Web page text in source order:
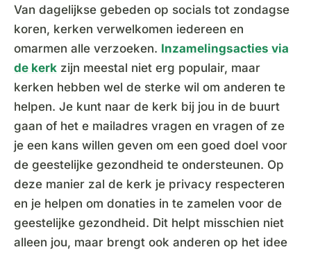
Van dagelijkse gebeden op socials tot zondagse
koren, kerken verwelkomen iedereen en
omarmen alle verzoeken. Inzamelingsacties via
de kerk zijn meestal niet erg populair, maar
kerken hebben wel de sterke wil om anderen te
helpen. Je kunt naar de kerk bij jou in de buurt
gaan of het e mailadres vragen en vragen of ze
je een kans willen geven om een goed doel voor
de geestelijke gezondheid te ondersteunen. Op
deze manier zal de kerk je privacy respecteren
en je helpen om donaties in te zamelen voor de
geestelijke gezondheid. Dit helpt misschien niet
alleen jou, maar brengt ook anderen op het idee